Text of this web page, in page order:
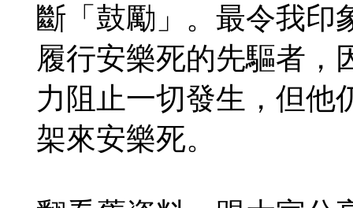
斷「鼓勵」。最令我印
履行安樂死的先驅者，
力阻止一切發生，但他
架來安樂死。